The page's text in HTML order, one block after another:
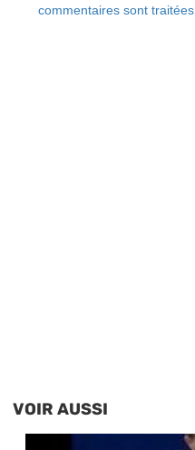
commentaires sont traitées
VOIR AUSSI